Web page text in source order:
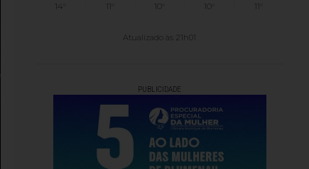
14°
11°
10°
10°
11°
Atualizado às 21h01
PUBLICIDADE